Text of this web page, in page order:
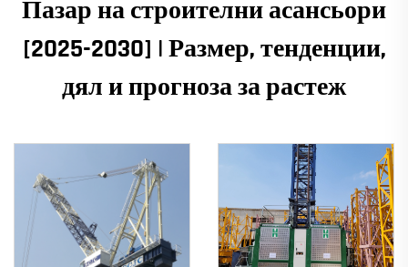
Пазар на строителни асансьори
[2025-2030] | Размер, тенденции,
дял и прогноза за растеж